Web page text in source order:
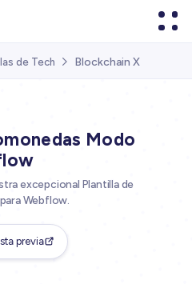
de Tech  Blockchain X
Modo
excepcional Plantilla de
Webflow.
previa